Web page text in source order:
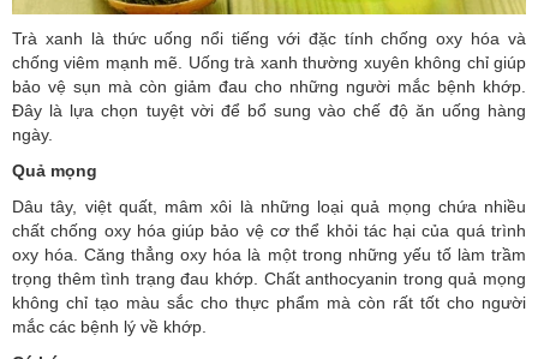
Trà xanh là thức uống nổi tiếng với đặc tính chống oxy hóa và
chống viêm mạnh mẽ. Uống trà xanh thường xuyên không chỉ giúp
bảo vệ sụn mà còn giảm đau cho những người mắc bệnh khớp.
Đây là lựa chọn tuyệt vời để bổ sung vào chế độ ăn uống hàng
ngày.
Quả mọng
Dâu tây, việt quất, mâm xôi là những loại quả mọng chứa nhiều
chất chống oxy hóa giúp bảo vệ cơ thể khỏi tác hại của quá trình
oxy hóa. Căng thẳng oxy hóa là một trong những yếu tố làm trầm
trọng thêm tình trạng đau khớp. Chất anthocyanin trong quả mọng
không chỉ tạo màu sắc cho thực phẩm mà còn rất tốt cho người
mắc các bệnh lý về khớp.